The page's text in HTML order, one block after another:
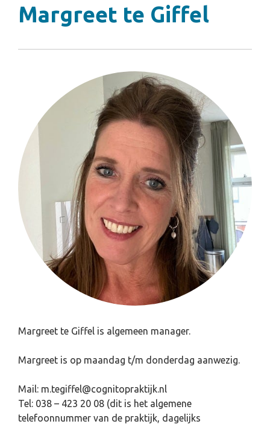
Margreet te Giffel
Margreet te Giffel is algemeen manager.
Margreet is op maandag t/m donderdag aanwezig.
Mail: m.tegiffel@cognitopraktijk.nl
Tel: 038 – 423 20 08 (dit is het algemene
telefoonnummer van de praktijk, dagelijks